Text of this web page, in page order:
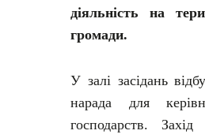
діяльність на
громади.
У залі засідань
нарада для
господарств.